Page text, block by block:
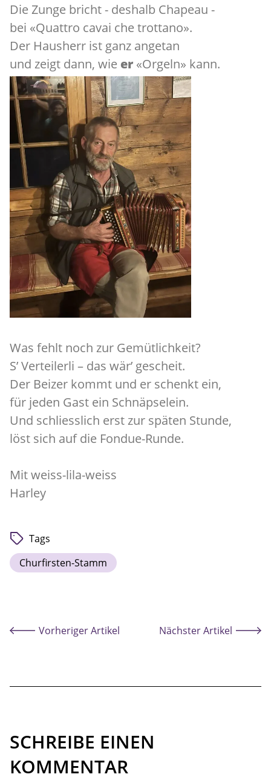
Die Zunge bricht - deshalb Chapeau -
bei «Quattro cavai che trottano».
Der Hausherr ist ganz angetan
und zeigt dann, wie er «Orgeln» kann.
Was fehlt noch zur Gemütlichkeit?
S’ Verteilerli – das wär’ gescheit.
Der Beizer kommt und er schenkt ein,
für jeden Gast ein Schnäpselein.
Und schliesslich erst zur späten Stunde,
löst sich auf die Fondue-Runde.
Mit weiss-lila-weiss
Harley
Tags
Churfirsten-Stamm
Vorheriger Artikel Nächster Artikel
SCHREIBE EINEN
KOMMENTAR